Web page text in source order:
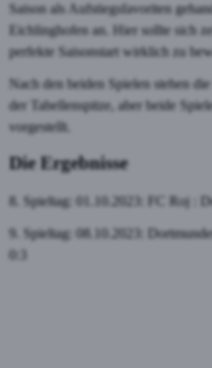
Saison als Aufstiegsfavoriten
Eichlinghofen an. Hier sollte sich
perfekte Saisonstart wirklich zu
Nach den beiden Spielen stehen
der Tabellenspitze, aber beide
vorgestellt.
Die Ergebnisse
8. Spieltag: 01.10.2023: FC Roj :
9. Spieltag: 08.10.2023:
0:3